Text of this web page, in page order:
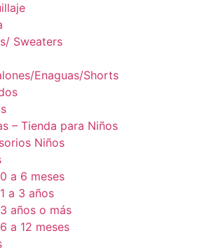
Sweaters
Enaguas/Shorts
– Tienda para Niños
Niños
0 a 6 meses
1 a 3 años
3 años o más
6 a 12 meses